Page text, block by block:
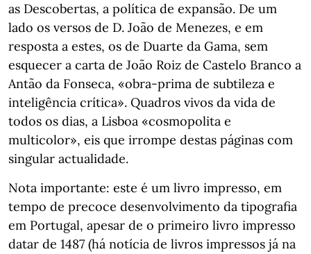
as Descobertas, a política de expansão. De um
lado os versos de D. João de Menezes, e em
resposta a estes, os de Duarte da Gama, sem
esquecer a carta de João Roiz de Castelo Branco a
Antão da Fonseca, «obra-prima de subtileza e
inteligência crítica». Quadros vivos da vida de
todos os dias, a Lisboa «cosmopolita e
multicolor», eis que irrompe destas páginas com
singular actualidade.
Nota importante: este é um livro impresso, em
tempo de precoce desenvolvimento da tipografia
em Portugal, apesar de o primeiro livro impresso
datar de 1487 (há notícia de livros impressos já na